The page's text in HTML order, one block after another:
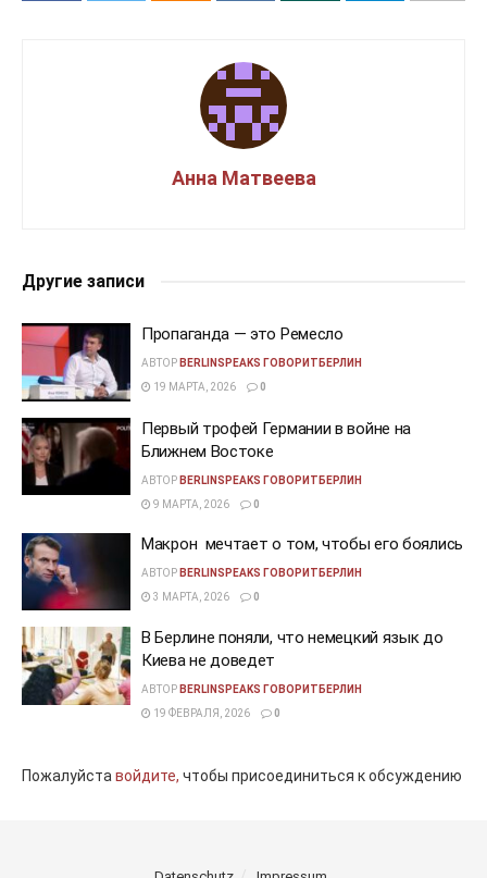
Анна Матвеева
Другие записи
Пропаганда — это Ремесло
АВТОР BERLINSPEAKS ГОВОРИТБЕРЛИН
19 МАРТА, 2026
0
Первый трофей Германии в войне на
Ближнем Востоке
АВТОР BERLINSPEAKS ГОВОРИТБЕРЛИН
9 МАРТА, 2026
0
Макрон мечтает о том, чтобы его боялись
АВТОР BERLINSPEAKS ГОВОРИТБЕРЛИН
3 МАРТА, 2026
0
В Берлине поняли, что немецкий язык до
Киева не доведет
АВТОР BERLINSPEAKS ГОВОРИТБЕРЛИН
19 ФЕВРАЛЯ, 2026
0
Пожалуйставойдите, чтобы присоединиться к обсуждению